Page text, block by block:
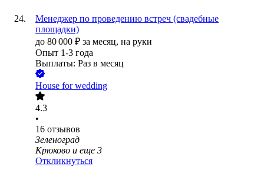
Менеджер по проведению встреч (свадебные
площадки)
до 80 000 ₽ за месяц, на руки
Опыт 1-3 года
Выплаты: Раз в месяц
House for wedding
4.3
•
16 отзывов
Зеленоград
Крюково и еще 3
Откликнуться